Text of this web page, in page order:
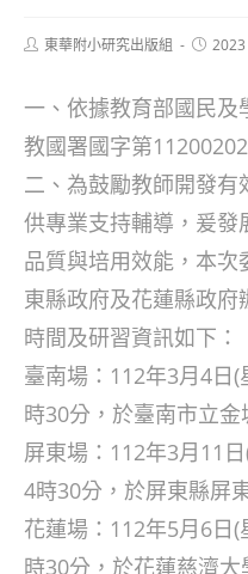
Post東華附小研究出版組
Post2023
一、依據教育部國民及
教國署國字第
二、為鼓勵教師開發
供專業支持輔導，爰發
品質與培用效能，本
東縣政府及花蓮縣政府
時間及研習資訊如下：
臺南場：112年3月4日
時30分，於臺南市立金
屏東場：112年3月11
4時30分，於屏東縣屏
花蓮場：112年5月6日
時30分，於花蓮慈濟